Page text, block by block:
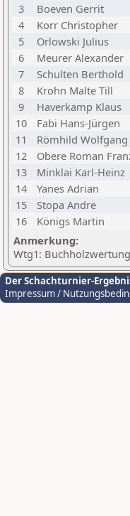
3
Boeven Gerrit
4
Korr Christopher
5
Orlowski Julius
6
Meurer Alexander
7
Schulten Berthold
8
Krohn Malte Till
9
Haverkamp Klaus
10
Fabi Hans-Jürgen
11
Römhild Wolfgang
12
Obere Roman
13
Minklai Karl-Heinz
14
Yanes Adrian
15
Stopa Andre
16
Königs Martin
Anmerkung:
Wtg1:
Der Schachturnier-
Impressum /